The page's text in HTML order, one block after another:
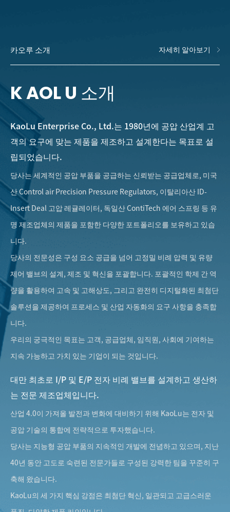
카오루 소개 자세히 알아보기
K AOL U 소개
KaoLu Enterprise Co., Ltd.는 1980년에 공압 산업계 고
객의 요구에 맞는 제품을 제조하고 설계한다는 목표로 설
립되었습니다.
당사는 세계적인 공압 부품을 공급하는 신뢰받는 공급업체로, 미국
산 Control air Precision Pressure Regulators, 이탈리아산 ID-
Insert Deal 고압 레귤레이터, 독일산 ContiTech 에어 스프링 등 유
명 제조업체의 제품을 포함한 다양한 포트폴리오를 보유하고 있습
니다.
당사의 전문성은 구성 요소 공급을 넘어 고정밀 비례 압력 및 유량
제어 밸브의 설계, 제조 및 혁신을 포괄합니다. 포괄적인 학제 간 역
량을 활용하여 고속 및 고해상도, 그리고 완전히 디지털화된 최첨단
솔루션을 제공하여 프로세스 및 산업 자동화의 요구 사항을 충족합
니다.
우리의 궁극적인 목표는 고객, 공급업체, 임직원, 사회에 기여하는
지속 가능하고 가치 있는 기업이 되는 것입니다.
대만 최초로 I/P 및 E/P 전자 비례 밸브를 설계하고 생산하
는 전문 제조업체입니다.
산업 4.0이 가져올 발전과 변화에 대비하기 위해 KaoLu는 전자 및
공압 기술의 통합에 전략적으로 투자했습니다.
당사는 지능형 공압 부품의 지속적인 개발에 전념하고 있으며, 지난
40년 동안 고도로 숙련된 전문가들로 구성된 강력한 팀을 꾸준히 구
축해 왔습니다.
KaoLu의 세 가지 핵심 강점은 최첨단 혁신, 일관되고 고급스러운